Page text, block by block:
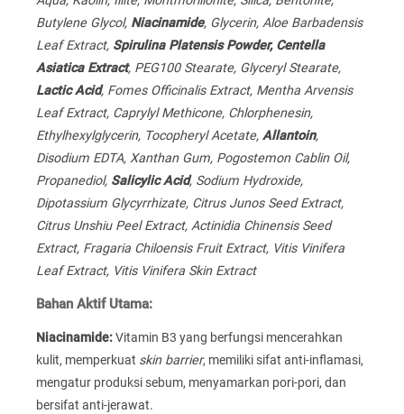
Butylene Glycol, Niacinamide, Glycerin, Aloe Barbadensis
Leaf Extract, Spirulina Platensis Powder, Centella
Asiatica Extract, PEG100 Stearate, Glyceryl Stearate,
Lactic Acid, Fomes Officinalis Extract, Mentha Arvensis
Leaf Extract, Caprylyl Methicone, Chlorphenesin,
Ethylhexylglycerin, Tocopheryl Acetate, Allantoin,
Disodium EDTA, Xanthan Gum, Pogostemon Cablin Oil,
Propanediol, Salicylic Acid, Sodium Hydroxide,
Dipotassium Glycyrrhizate, Citrus Junos Seed Extract,
Citrus Unshiu Peel Extract, Actinidia Chinensis Seed
Extract, Fragaria Chiloensis Fruit Extract, Vitis Vinifera
Leaf Extract, Vitis Vinifera Skin Extract
Bahan Aktif Utama:
Niacinamide:Vitamin B3 yang berfungsi mencerahkan
kulit, memperkuat skin barrier, memiliki sifat anti-inflamasi,
mengatur produksi sebum, menyamarkan pori-pori, dan
bersifat anti-jerawat.